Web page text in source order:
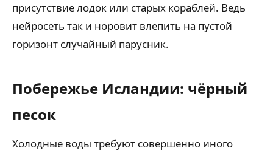
присутствие лодок или старых кораблей. Ведь
нейросеть так и норовит влепить на пустой
горизонт случайный парусник.
Побережье Исландии: чёрный
песок
Холодные воды требуют совершенно иного